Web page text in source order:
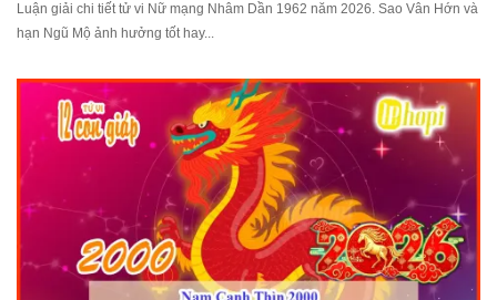
Luận giải chi tiết tử vi Nữ mạng Nhâm Dần 1962 năm 2026. Sao Vân Hớn và
hạn Ngũ Mộ ảnh hưởng tốt hay...